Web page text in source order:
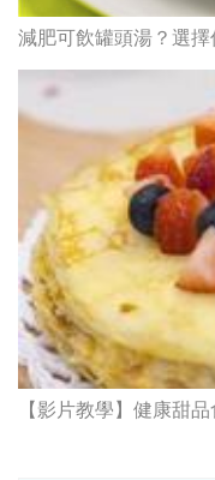
減肥可飲罐頭湯？選
【影片教學】健康甜